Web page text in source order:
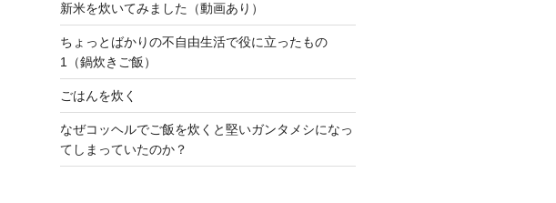
新米を炊いてみました（動画あり）
ちょっとばかりの不自由生活で役に立ったもの
1（鍋炊きご飯）
ごはんを炊く
なぜコッヘルでご飯を炊くと堅いガンタメシになっ
てしまっていたのか？